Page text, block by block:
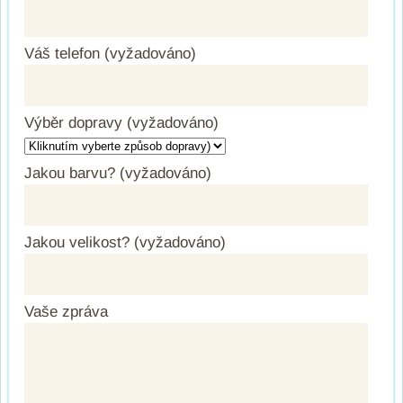
Váš telefon (vyžadováno)
Výběr dopravy (vyžadováno)
Jakou barvu? (vyžadováno)
Jakou velikost? (vyžadováno)
Vaše zpráva